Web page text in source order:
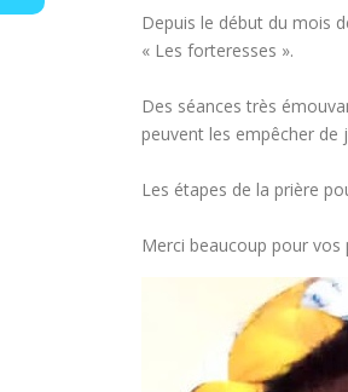
Depuis le début du mois
« Les forteresses ».
Des séances très
peuvent les empêcher de
Les étapes de la prière
Merci beaucoup pour vos